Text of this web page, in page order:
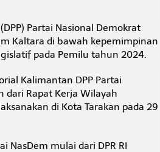
Partai Nasional Demokrat
Kaltara di bawah kepemimpinan
pada Pemilu tahun 2024.
Kalimantan DPP Partai
dari Rapat Kerja Wilayah
di Kota Tarakan pada 29
NasDem mulai dari DPR RI